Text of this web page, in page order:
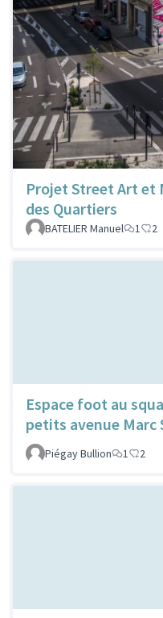
Projet Street Art et
des Quartiers
BATELIER Manuel
1 2
Espace foot au
petits avenue Marc
Piégay Bullion
1 2